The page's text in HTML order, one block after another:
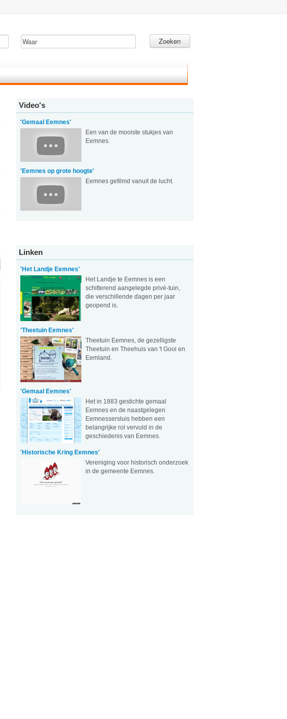
Zoeken
Video's
'Gemaal Eemnes'
Een van de mooiste stukjes van
Eemnes.
'Eemnes op grote hoogte'
Eemnes gefilmd vanuit de lucht.
Linken
'Het Landje Eemnes'
Het Landje te Eemnes is een
schitterend aangelegde privé-tuin,
die verschillende dagen per jaar
geopend is.
'Theetuin Eemnes'
Theetuin Eemnes, de gezelligste
Theetuin en Theehuis van 't Gooi en
Eemland.
'Gemaal Eemnes'
Het in 1883 gestichte gemaal
Eemnes en de naastgelegen
Eemnessersluis hebben een
belangrijke rol vervuld in de
geschiedenis van Eemnes.
'Historische Kring Eemnes'
Vereniging voor historisch onderzoek
in de gemeente Eemnes.